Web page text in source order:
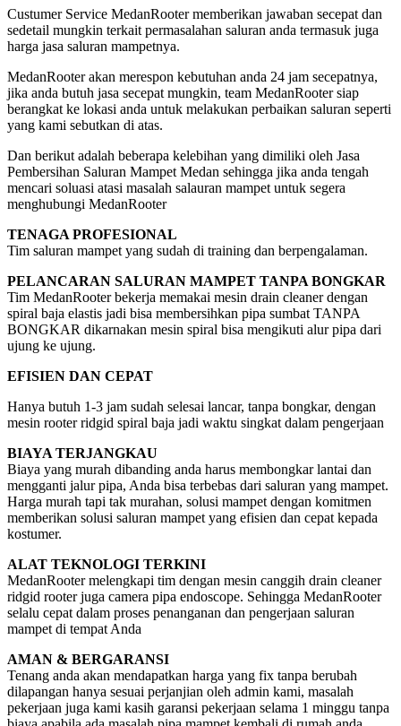
Custumer Service MedanRooter memberikan jawaban secepat dan
sedetail mungkin terkait permasalahan saluran anda termasuk juga
harga jasa saluran mampetnya.
MedanRooter akan merespon kebutuhan anda 24 jam secepatnya,
jika anda butuh jasa secepat mungkin, team MedanRooter siap
berangkat ke lokasi anda untuk melakukan perbaikan saluran seperti
yang kami sebutkan di atas.
Dan berikut adalah beberapa kelebihan yang dimiliki oleh Jasa
Pembersihan Saluran Mampet Medan sehingga jika anda tengah
mencari soluasi atasi masalah salauran mampet untuk segera
menghubungi MedanRooter
TENAGA PROFESIONAL
Tim saluran mampet yang sudah di training dan berpengalaman.
PELANCARAN SALURAN MAMPET TANPA BONGKAR
Tim MedanRooter bekerja memakai mesin drain cleaner dengan
spiral baja elastis jadi bisa membersihkan pipa sumbat TANPA
BONGKAR dikarnakan mesin spiral bisa mengikuti alur pipa dari
ujung ke ujung.
EFISIEN DAN CEPAT
Hanya butuh 1-3 jam sudah selesai lancar, tanpa bongkar, dengan
mesin rooter ridgid spiral baja jadi waktu singkat dalam pengerjaan
BIAYA TERJANGKAU
Biaya yang murah dibanding anda harus membongkar lantai dan
mengganti jalur pipa, Anda bisa terbebas dari saluran yang mampet.
Harga murah tapi tak murahan, solusi mampet dengan komitmen
memberikan solusi saluran mampet yang efisien dan cepat kepada
kostumer.
ALAT TEKNOLOGI TERKINI
MedanRooter melengkapi tim dengan mesin canggih drain cleaner
ridgid rooter juga camera pipa endoscope. Sehingga MedanRooter
selalu cepat dalam proses penanganan dan pengerjaan saluran
mampet di tempat Anda
AMAN & BERGARANSI
Tenang anda akan mendapatkan harga yang fix tanpa berubah
dilapangan hanya sesuai perjanjian oleh admin kami, masalah
pekerjaan juga kami kasih garansi pekerjaan selama 1 minggu tanpa